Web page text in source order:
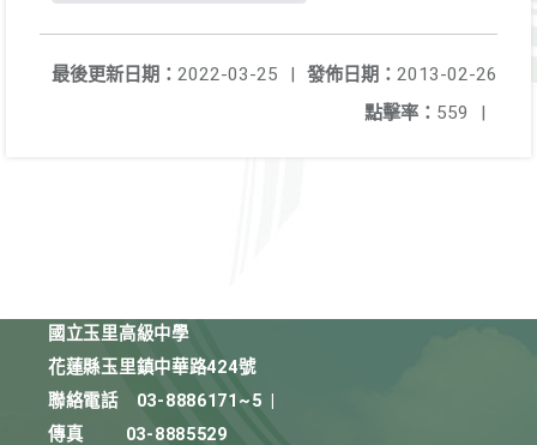
發佈日期： 2013-02-26
最後更新日期： 2022-03-25
|
點擊率： 559 |
國立玉里高級中學
花蓮縣玉里鎮中華路424號
聯絡電話
03-8886171~5
傳真
03-8885529